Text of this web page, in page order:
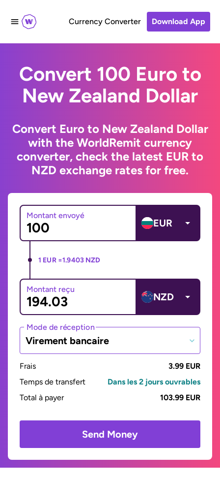
Currency Converter Download App
Convert 100 Euro to
New Zealand Dollar
Convert Euro to New Zealand Dollar
with the WorldRemit currency
converter, check the latest EUR to
NZD exchange rates for free.
Montant envoyé
EUR
1 EUR =1.9403 NZD
Montant reçu
NZD
Mode de réception
Virement bancaire
Frais
3.99 EUR
Temps de transfert
Dans les 2 jours ouvrables
Total à payer
103.99 EUR
Send Money